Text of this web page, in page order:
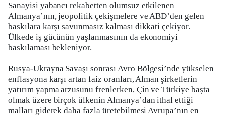
Sanayisi yabancı rekabetten olumsuz etkilenen
Almanya’nın, jeopolitik çekişmelere ve ABD’den gelen
baskılara karşı savunmasız kalması dikkati çekiyor.
Ülkede iş gücünün yaşlanmasının da ekonomiyi
baskılaması bekleniyor.
Rusya-Ukrayna Savaşı sonrası Avro Bölgesi’nde yükselen
enflasyona karşı artan faiz oranları, Alman şirketlerin
yatırım yapma arzusunu frenlerken, Çin ve Türkiye başta
olmak üzere birçok ülkenin Almanya’dan ithal ettiği
malları giderek daha fazla üretebilmesi Avrupa’nın en